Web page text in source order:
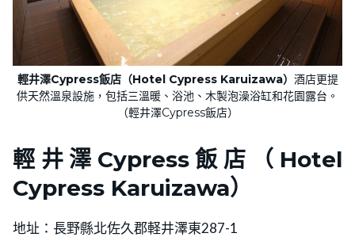
輕井澤Cypress飯店（Hotel Cypress Karuizawa） 酒店更提
供天然溫泉設施，包括三溫暖、浴池、木製泡澡浴缸和花園露台。
（輕井澤Cypress飯店）
輕井澤Cypress飯店（Hotel
Cypress Karuizawa）
地址：長野縣北佐久郡軽井澤東287-1